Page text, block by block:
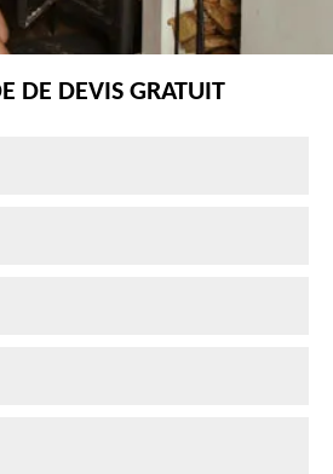
DE DEVIS GRATUIT